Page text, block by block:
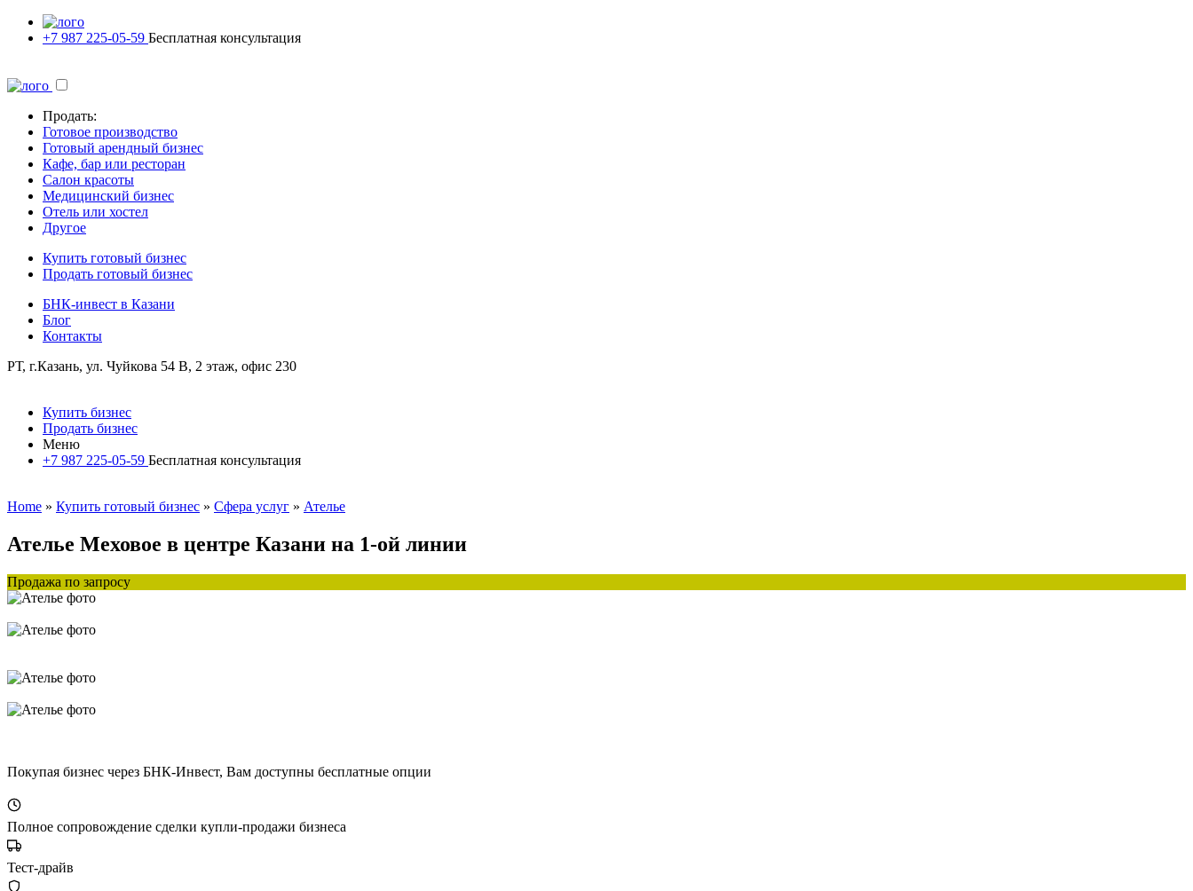
+7 987 225-05-59 Бесплатная консультация
Продать:
Готовое производство
Готовый арендный бизнес
Кафе, бар или ресторан
Салон красоты
Медицинский бизнес
Отель или хостел
Другое
Купить готовый бизнес
Продать готовый бизнес
БНК-инвест в Казани
Блог
Контакты
РТ, г.Казань, ул. Чуйкова 54 В, 2 этаж, офис 230
Купить бизнес
Продать бизнес
Меню
+7 987 225-05-59 Бесплатная консультация
Home » Купить готовый бизнес » Сфера услуг » Ателье
Ателье Меховое в центре Казани на 1-ой линии
Продажа по запросу
Покупая бизнес через БНК-Инвест, Вам доступны бесплатные опции
Полное сопровождение сделки купли-продажи бизнеса
Тест-драйв